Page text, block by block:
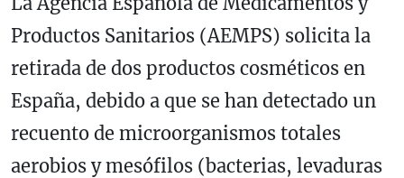
Productos Sanitarios (AEMPS) solicita la
retirada de dos productos cosméticos en
España, debido a que se han detectado un
recuento de microorganismos totales
aerobios y mesófilos (bacterias, levaduras